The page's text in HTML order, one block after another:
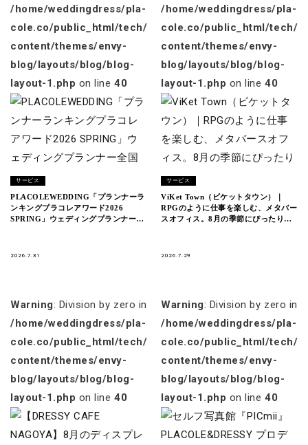
/home/weddingdress/pla-
cole.co/public_html/tech/wp-
content/themes/envy-
blog/layouts/blog/blog-
layout-1.php on line40
サービス
PLACOLEWEDDING「プランナーラ
ンキングプラコレアワード2026
SPRING」ウェディングプランナー全
2026.7.31
/home/weddingdress/pla-
cole.co/public_html/tech/
content/themes/envy-
blog/layouts/blog/blog-
layout-1.php on line40
サービス
ViKet Town（ビケットタウン）｜
RPGのように仕事を楽しむ、メタバー
スオフィス。8月の季節にぴったりの
2026.7.29
Warning: Division by zero in
/home/weddingdress/pla-
cole.co/public_html/tech/wp-
content/themes/envy-
blog/layouts/blog/blog-
layout-1.php on line40
Warning: Division by zero in
/home/weddingdress/pla-
cole.co/public_html/tech/
content/themes/envy-
blog/layouts/blog/blog-
layout-1.php on line40